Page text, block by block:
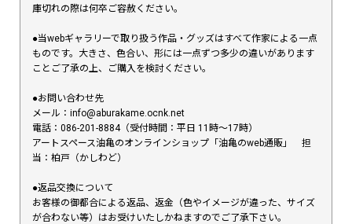
庫切れの際は何卒ご容赦ください。
●当webギャラリーで取り扱う作品・グッズはすべて作家による一点
ものです。大きさ、色合い、形には一点ずつ多少の違いがあります
ことご了承の上、ご購入を検討ください。
●お問い合わせ先
メール：info@aburakame.ocnk.net
電話：086-201-8884（受付時間：平日 11時〜17時）
アートスペース油亀のオンラインショップ「油亀のweb通販」 担
当：柏戸（かしわど）
●返品交換について
お客様の御都合による返品、返金（色やイメージが違った、サイズ
が合わない等）はお受けいたしかねますのでご了承下さい。